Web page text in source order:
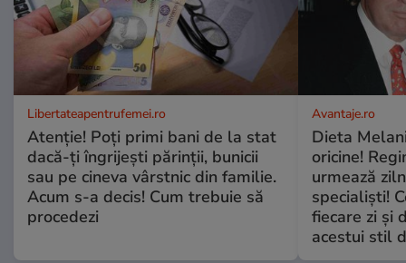
Libertateapentrufemei.ro
Atenție! Poți primi bani de la stat
dacă-ți îngrijești părinții, bunicii
sau pe cineva vârstnic din familie.
Acum s-a decis! Cum trebuie să
procedezi
Avantaje.ro
Dieta
oricine!
urmează
specialiști!
fiecare zi și
acestui stil